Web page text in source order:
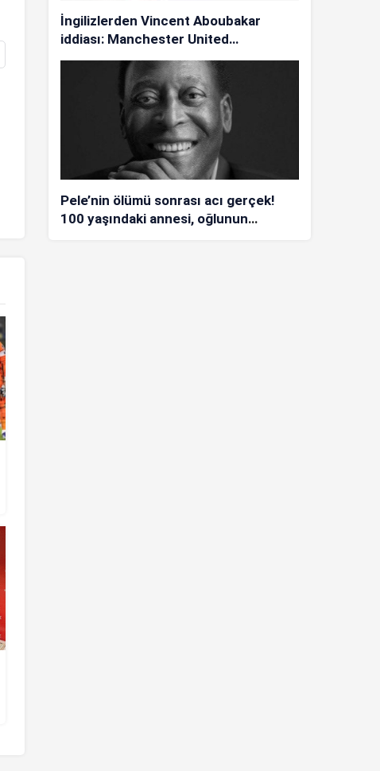
İngilizlerden Vincent Aboubakar
iddiası: Manchester United…
Pele’nin ölümü sonrası acı gerçek!
100 yaşındaki annesi, oğlunun